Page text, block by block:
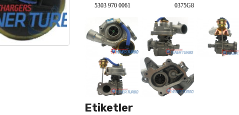
5303 970 0061
0375G8
Etiketler